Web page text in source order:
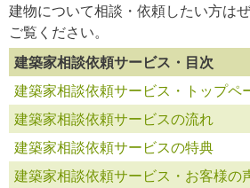
建物について相談・依頼したい方は
ご覧ください。
建築家相談依頼サービス・目次
建築家相談依頼サービス・トップペ
建築家相談依頼サービスの流れ
建築家相談依頼サービスの特典
建築家相談依頼サービス・お客様の